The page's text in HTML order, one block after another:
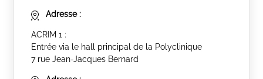
Adresse :
ACRIM 1 :
Entrée via le hall principal de la Polyclinique
7 rue Jean-Jacques Bernard